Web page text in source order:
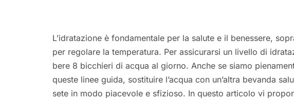
L’idratazione è fondamentale per la salute e il benessere,
per regolare la temperatura. Per assicurarsi un livello di
bere 8 bicchieri di acqua al giorno. Anche se siamo
queste linee guida, sostituire l’acqua con un’altra bevanda
sete in modo piacevole e sfizioso. In questo articolo vi